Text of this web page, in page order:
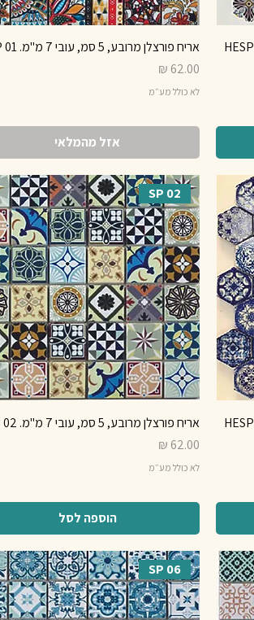
אריח פורצלן משושה, 5 סמ, עובי 7 מ"מ. HESP
אריח פורצלן מרובע, 5 סמ, עובי 7 מ"מ. SP 01
מחיר
לא כולל מע״מ
אזל מהמלאי
אריח פורצלן משושה, 5 סמ, עובי 7 מ"מ. HESP
SP 02
אריח פורצלן מרובע, 5 סמ, עובי 7 מ"מ. SP 02
מחיר
לא כולל מע״מ
הוספה לסל
SP 06